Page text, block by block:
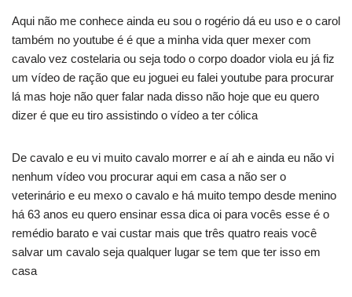
Aqui não me conhece ainda eu sou o rogério dá eu uso e o carol
também no youtube é é que a minha vida quer mexer com
cavalo vez costelaria ou seja todo o corpo doador viola eu já fiz
um vídeo de ração que eu joguei eu falei youtube para procurar
lá mas hoje não quer falar nada disso não hoje que eu quero
dizer é que eu tiro assistindo o vídeo a ter cólica
De cavalo e eu vi muito cavalo morrer e aí ah e ainda eu não vi
nenhum vídeo vou procurar aqui em casa a não ser o
veterinário e eu mexo o cavalo e há muito tempo desde menino
há 63 anos eu quero ensinar essa dica oi para vocês esse é o
remédio barato e vai custar mais que três quatro reais você
salvar um cavalo seja qualquer lugar se tem que ter isso em
casa